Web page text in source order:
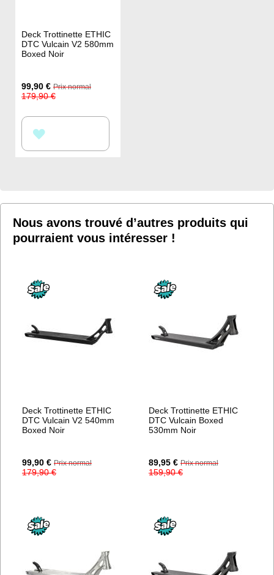
Deck Trottinette ETHIC
DTC Vulcain V2 580mm
Boxed Noir
Prix
Spécial
99,90 € Prix normal
179,90 €
À
D’ENVIE
Nous avons trouvé d’autres produits qui
pourraient vous intéresser !
Deck Trottinette ETHIC
DTC Vulcain V2 540mm
Boxed Noir
Prix
Spécial
99,90 € Prix normal
179,90 €
Deck Trottinette ETHIC
DTC Vulcain Boxed
530mm Noir
Prix
Spécial
89,95 € Prix normal
159,90 €